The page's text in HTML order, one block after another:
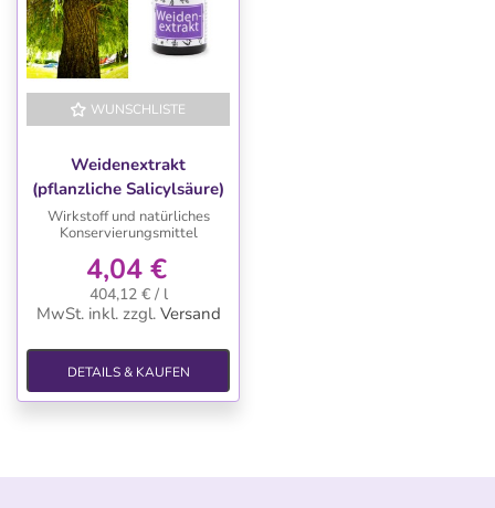
WUNSCHLISTE
Weidenextrakt
(pflanzliche Salicylsäure)
Wirkstoff und natürliches
Konservierungsmittel
4,04 €
404,12 € / l
MwSt. inkl. zzgl. Versand
DETAILS & KAUFEN